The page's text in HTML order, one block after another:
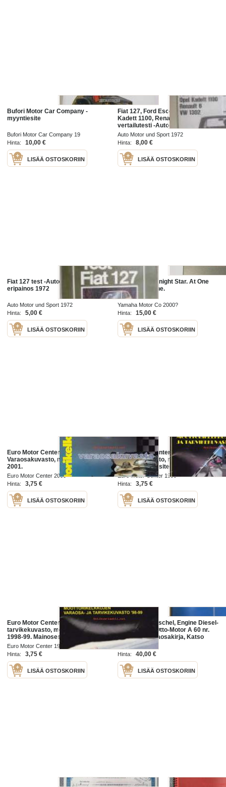
Bufori Motor Car Company -
myyntiesite
Bufori Motor Car Company 19
Hinta:
10,00 €
LISÄÄ OSTOSKORIIN
Fiat 127, Ford Escort 1100, Opel
Kadett 1100, Renault 6, VW 1302
vertailutesti -Auto Motor und Sport
eripainos huhtikuu 1972
Auto Motor und Sport 1972
Hinta:
8,00 €
LISÄÄ OSTOSKORIIN
Fiat 127 test -Auto Motor und Sport
eripainos 1972
Auto Motor und Sport 1972
Hinta:
5,00 €
LISÄÄ OSTOSKORIIN
XV 1900 A Midnight Star. At One
Rider& Machine.
Yamaha Motor Co 2000?
Hinta:
15,00 €
LISÄÄ OSTOSKORIIN
Euro Motor Center -
Varaosakuvasto, moottorikelkat.
2001.
Euro Motor Center 2000
Hinta:
3,75 €
LISÄÄ OSTOSKORIIN
Euro Motor Center -
Varaosakuvasto, moottorikelkat.
1999. Mainosesite
Euro Motor Center 1999
Hinta:
3,75 €
LISÄÄ OSTOSKORIIN
Euro Motor Center - Varaosa- ja
tarvikekuvasto, moottorikelkat.
1998-99. Mainosesite
Euro Motor Center 1998
Hinta:
3,75 €
LISÄÄ OSTOSKORIIN
Hanomag Henschel, Engine Diesel-
Motor D 301, Otto-Motor A 60 nr.
580 1970 -Varaosakirja, Katso
tarkemmat moottori ja
mallimerkinnät.
Hanomag 1970
Hinta:
40,00 €
LISÄÄ OSTOSKORIIN